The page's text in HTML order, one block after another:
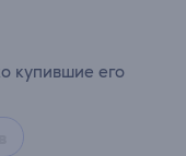
купившие его